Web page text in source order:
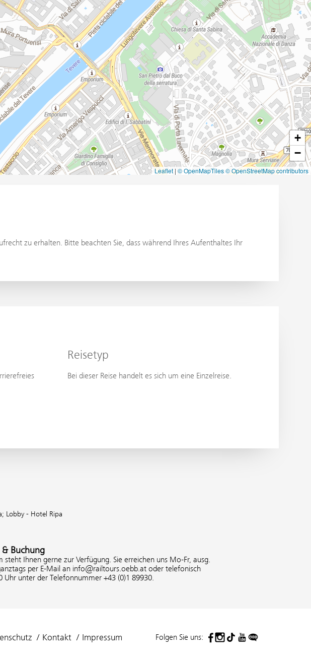
+
−
Leaflet | © OpenMapTiles© OpenStreetMap contributors
zu erhalten. Bitte beachten Sie, dass während Ihres Aufenthaltes Ihr
Reisetyp
Bei dieser Reise handelt es sich um eine Einzelreise.
Lobby - Hotel Ripa
Buchung
steht Ihnen gerne zur Verfügung. Sie erreichen uns Mo-Fr, ausg.
per E-Mail an info@railtours.oebb.at oder telefonisch
Uhr unter der Telefonnummer +43 (0)1 89930.
Kontakt Impressum Folgen Sie uns: